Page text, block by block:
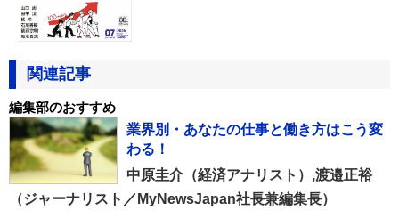
関連記事
編集部のおすすめ
業界別・あなたの仕事と働き方はこう変
わる！
中原圭介（経済アナリスト）,渡邉正裕
（ジャーナリスト／MyNewsJapan社長兼編集長）